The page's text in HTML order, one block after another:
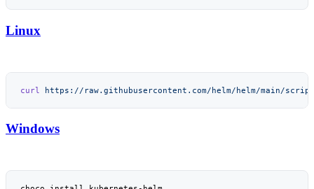
Linux
curl https://raw.githubusercontent.com/helm/helm/main/
Windows